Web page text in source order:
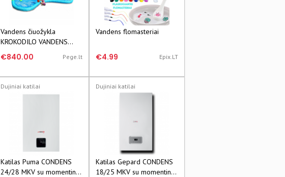
Vandens čiuožykla
KROKODILO VANDENS
PARKAS
€840.00 Pege.lt
Vandens flomasteriai
€4.99 Epix.LT
Dujiniai katilai
Katilas Puma CONDENS
24/28 MKV su momentiniu
Dujiniai katilai
Katilas Gepard CONDENS
18/25 MKV su momentiniu